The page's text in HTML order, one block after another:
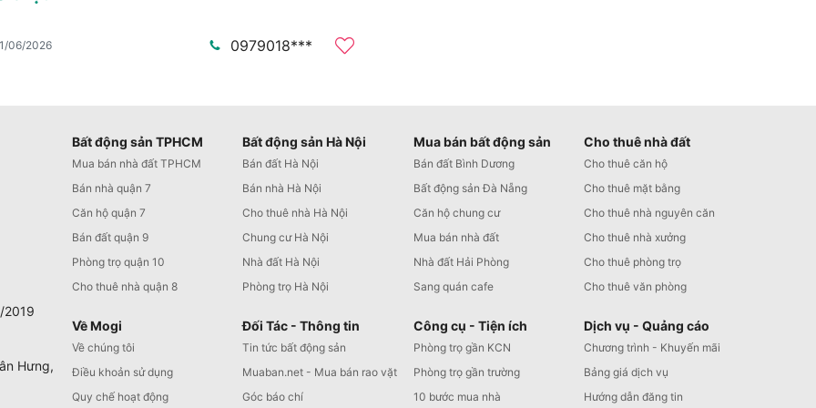
06/2026 0979018***
Bất động sản TPHCM
Mua bán nhà đất TPHCM
Bán nhà quận 7
Căn hộ quận 7
Bán đất quận 9
Phòng trọ quận 10
Cho thuê nhà quận 8
Bất động sản Hà Nội
Bán đất Hà Nội
Bán nhà Hà Nội
Cho thuê nhà Hà Nội
Chung cư Hà Nội
Nhà đất Hà Nội
Phòng trọ Hà Nội
Mua bán bất động sản
Bán đất Bình Dương
Bất động sản Đà Nẵng
Căn hộ chung cư
Mua bán nhà đất
Nhà đất Hải Phòng
Sang quán cafe
Cho thuê nhà đất
Cho thuê căn hộ
Cho thuê mặt bằng
Cho thuê nhà nguyên căn
Cho thuê nhà xưởng
Cho thuê phòng trọ
Cho thuê văn phòng
Về Mogi
Về chúng tôi
Điều khoản sử dụng
Quy chế hoạt động
Đối Tác - Thông tin
Tin tức bất động sản
Muaban.net - Mua bán rao vặt
Góc báo chí
Công cụ - Tiện ích
Phòng trọ gần KCN
Phòng trọ gần trường
10 bước mua nhà
Dịch vụ - Quảng cáo
Chương trình - Khuyến mãi
Bảng giá dịch vụ
Hướng dẫn đăng tin
2019
Hưng,